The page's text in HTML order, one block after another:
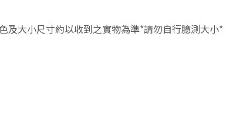
及大小尺寸約以收到之實物為準*請勿自行臆測大小*